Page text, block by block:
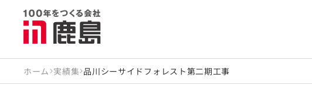
ホーム 実績集 品川シーサイドフォレスト第二期工事